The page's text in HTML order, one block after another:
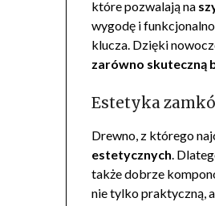
które pozwalają na
wygodę i
klucza. Dzięki
zarówno skuteczną
Estetyka
Drewno, z którego
estetycznych.
także dobrze
nie tylko praktyczną,